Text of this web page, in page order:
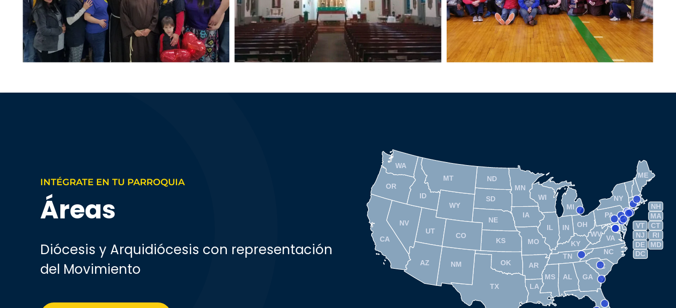
INTÉGRATE EN TU PARROQUIA
Áreas
Diócesis y Arquidiócesis con representación
del Movimiento
NH
VT
RI
NJ
DE
MD
DC
MA
CT
ME
NY
PA
VA
WV
OH
IN
IL
WI
NC
TN
AR
MO
GA
SC
KY
AL
LA
MS
IA
MN
OK
TX
NM
KS
NE
SD
ND
WY
MT
CO
UT
AZ
NV
OR
WA
ID
CA
MI